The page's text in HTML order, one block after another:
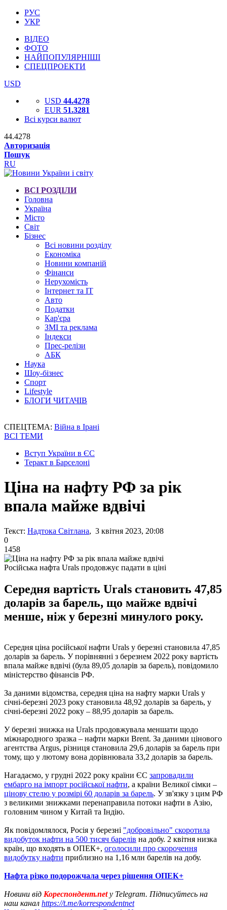
РУС
УКР
ВІДЕО
ФОТО
НАЙПОПУЛЯРНІШІ
СПЕЦПРОЕКТИ
USD
USD 44.4278
EUR 51.3281
Всі курси валют
44.4278
Авторизація
Пошук
RU
ВСІ РОЗДІЛИ
Головна
Україна
Місто
Світ
Бізнес
Всі новини розділу
Економіка
Новини компаній
Фінанси
Нерухомість
Інтернет та IT
Авто
Податки
Кар'єра
ЗМІ та реклама
Індекси
Прес-релізи
АБК
Наука
Шоу-бізнес
Спорт
Lifestyle
БЛОГИ ЧИТАЧІВ
СПЕЦТЕМА: Війна в Ірані
ВСІ ТЕМИ
Вступ України в ЄС
Теракт в Барселоні
Ціна на нафту РФ за рік
впала майже вдвічі
Текст: Надтока Світлана, 3 квітня 2023, 20:08
0
1458
Російська нафта Urals продовжує падати в ціні
Середня вартість Urals становить 47,85
доларів за барель, що майже вдвічі
менше, ніж у березні минулого року.
Середня ціна російської нафти Urals у березні становила 47,85
доларів за барель. У порівнянні з березнем 2022 року вартість
впала майже вдвічі (була 89,05 доларів за барель), повідомило
міністерство фінансів РФ.
За даними відомства, середня ціна на нафту марки Urals у
січні-березні 2023 року становила 48,92 доларів за барель, у
січні-березні 2022 року – 88,95 доларів за барель.
У березні знижка на Urals продовжувала меншати щодо
міжнародного зразка – нафти марки Brent. За даними цінового
агентства Argus, різниця становила 29,6 доларів за барель при
тому, що у лютому вона дорівнювала 33,2 доларів за барель.
Нагадаємо, у грудні 2022 року країни ЄС запровадили
ембарго на імпорт російської нафти, а країни Великої сімки –
цінову стелю у розмірі 60 доларів за барель. У зв'язку з цим РФ
з великими знижками перенаправила потоки нафти в Азію,
головним чином у Китай та Індію.
Як повідомлялося, Росія у березні "добровільно" скоротила
видобуток нафти на 500 тисяч барелів на добу. 2 квітня низка
країн, що входять в ОПЕК+, оголосили про скорочення
видобутку нафти приблизно на 1,16 млн барелів на добу.
Нафта різко подорожчала через рішення ОПЕК+
Новини від Кореспондент.netу Telegram. Підписуйтесь на
наш канал https://t.me/korrespondentnet